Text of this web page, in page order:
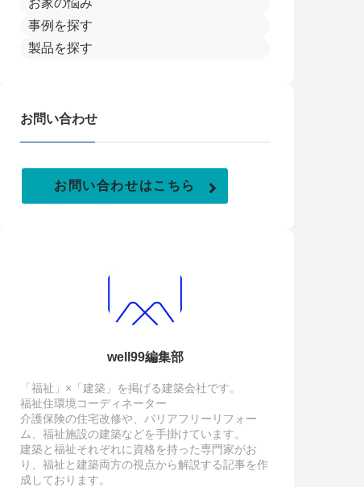
お家の悩み
事例を探す
製品を探す
お問い合わせ
お問い合わせはこちら
well99編集部
「福祉」×「建築」を掲げる建築会社です。
福祉住環境コーディネーター
介護保険の住宅改修や、バリアフリーリフォー
ム、福祉施設の建築などを手掛けています。
建築と福祉それぞれに資格を持った専門家がお
り、福祉と建築両方の視点から解説する記事を作
成しております。